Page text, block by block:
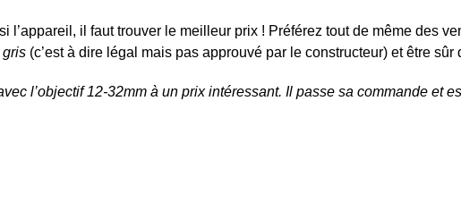
l’appareil, il faut trouver le meilleur prix ! Préférez tout de même des
gris (c’est à dire légal mais pas approuvé par le constructeur) et être
l’objectif 12-32mm à un prix intéressant. Il passe sa commande et